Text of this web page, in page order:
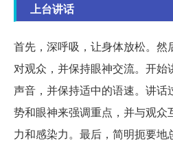
上台讲话
首先，深呼吸，让身体放松。然
对观众，并保持眼神交流。开始
声音，并保持适中的语速。讲话
势和眼神来强调重点，并与观众
力和感染力。最后，简明扼要地